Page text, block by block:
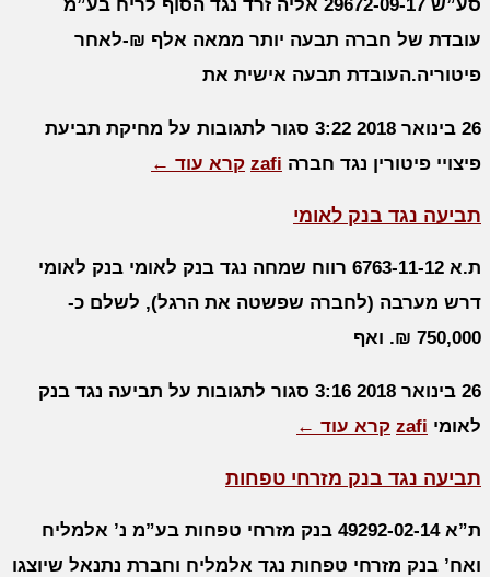
סע”ש 29672-09-17 אליה זרד נגד הסוף לריח בע”מ
עובדת של חברה תבעה יותר ממאה אלף ₪-לאחר
פיטוריה.העובדת תבעה אישית את
26 בינואר 2018 3:22 סגור לתגובות על מחיקת תביעת
פיצויי פיטורין נגד חברה zafi קרא עוד ←
תביעה נגד בנק לאומי
ת.א 6763-11-12 רווח שמחה נגד בנק לאומי בנק לאומי
דרש מערבה (לחברה שפשטה את הרגל), לשלם כ-
750,000 ₪. ואף
26 בינואר 2018 3:16 סגור לתגובות על תביעה נגד בנק
לאומי zafi קרא עוד ←
תביעה נגד בנק מזרחי טפחות
ת”א 49292-02-14 בנק מזרחי טפחות בע”מ נ’ אלמליח
ואח’ בנק מזרחי טפחות נגד אלמליח וחברת נתנאל שיוצגו